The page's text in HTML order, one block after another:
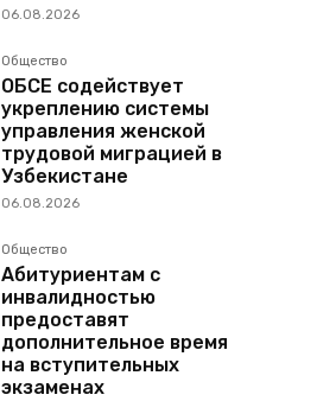
06.08.2026
Общество
ОБСЕ содействует
укреплению системы
управления женской
трудовой миграцией в
Узбекистане
06.08.2026
Общество
Абитуриентам с
инвалидностью
предоставят
дополнительное время
на вступительных
экзаменах